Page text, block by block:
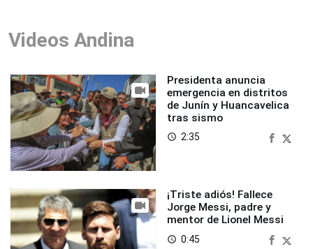
Videos Andina
Presidenta anuncia
emergencia en distritos
de Junín y Huancavelica
tras sismo
access_time 2:35
¡Triste adiós! Fallece
Jorge Messi, padre y
mentor de Lionel Messi
access_time 0:45